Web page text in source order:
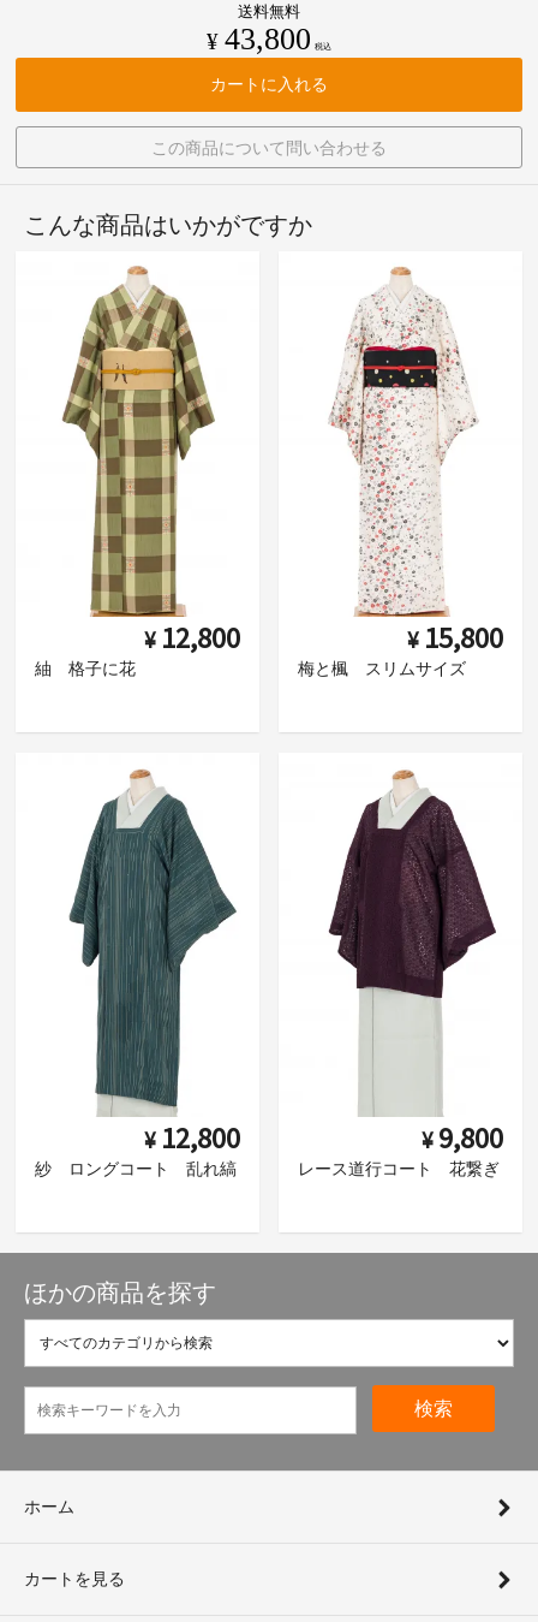
送料無料
¥ 43,800 税込
カートに入れる
この商品について問い合わせる
こんな商品はいかがですか
¥ 12,800
紬 格子に花
¥ 15,800
梅と楓 スリムサイズ
¥ 12,800
紗 ロングコート 乱れ縞
¥ 9,800
レース道行コート 花繋ぎ
ほかの商品を探す
検索
ホーム
カートを見る